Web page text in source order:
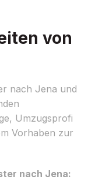
von
nach Jena und
Umzugsprofi
Vorhaben zur
nach Jena: